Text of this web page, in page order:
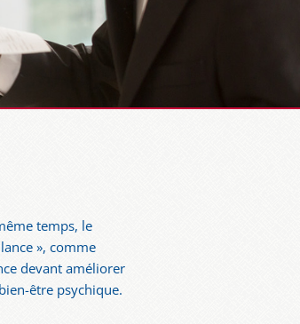
temps, le
», comme
devant améliorer
être psychique.